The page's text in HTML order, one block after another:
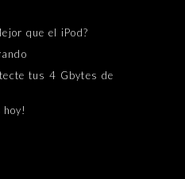
que el iPod?
tus 4 Gbytes de